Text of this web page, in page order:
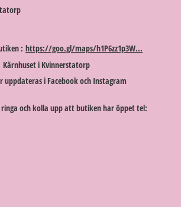
: https://goo.gl/maps/h1P6zz1p3W...
i Kvinnerstatorp
uppdateras i Facebook och Instagram
och kolla upp att butiken har öppet tel: